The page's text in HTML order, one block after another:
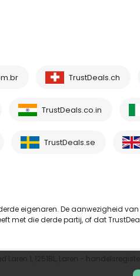
TrustDeals.ch
TrustDeals.co.in
TrustDeals.se
eigenaren. De aanwezigheid van
met die derde partij, of dat